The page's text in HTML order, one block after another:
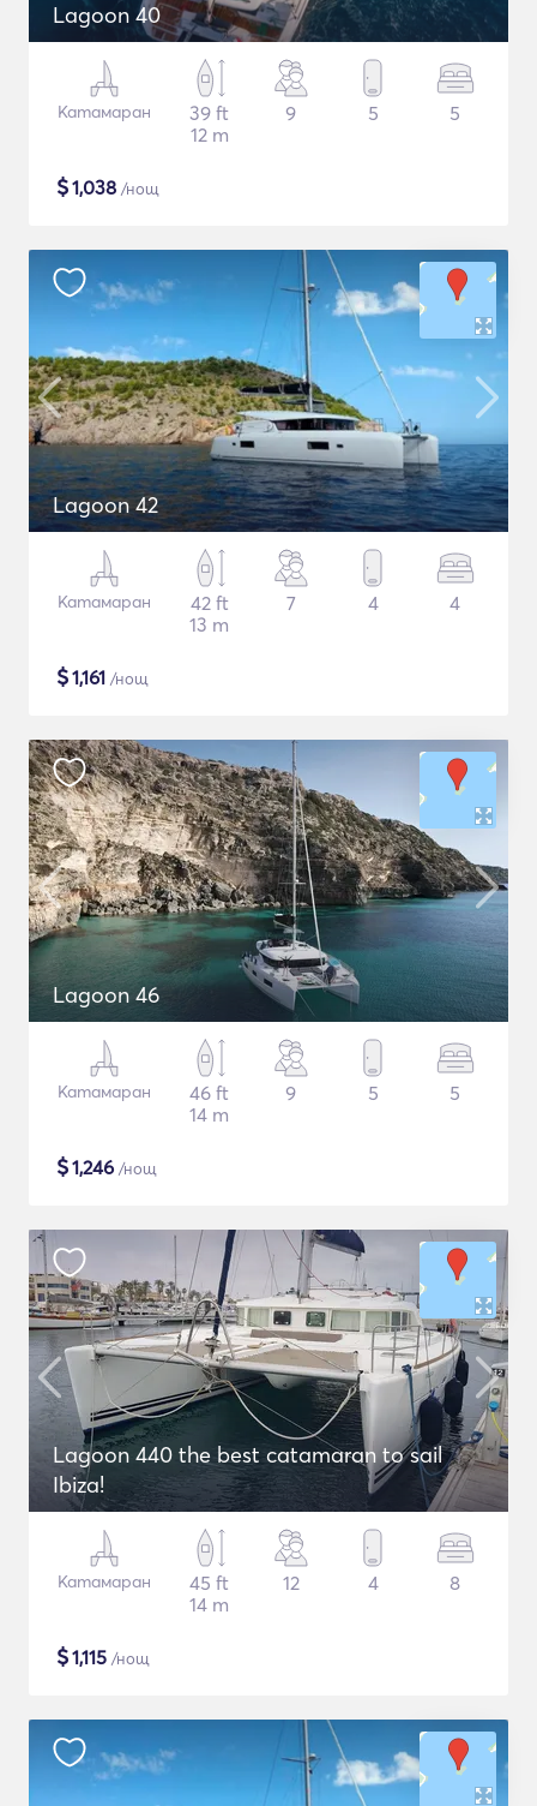
Lagoon 40
Катамаран
39 ft
12 m
9 5 5
$1,038 /нощ
Lagoon 42
Катамаран
42 ft
13 m
7 4 4
$1,161 /нощ
Lagoon 46
Катамаран
46 ft
14 m
9 5 5
$1,246 /нощ
Lagoon 440 the best catamaran to sail
Ibiza!
Катамаран
45 ft
14 m
12 4 8
$1,115 /нощ